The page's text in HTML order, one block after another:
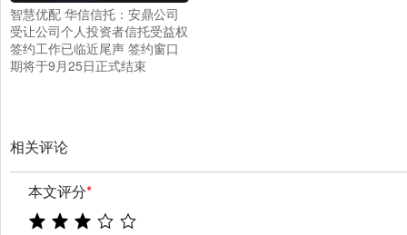
智慧优配 华信信托：安鼎公司
受让公司个人投资者信托受益权
签约工作已临近尾声 签约窗口
期将于9月25日正式结束
相关评论
本文评分*